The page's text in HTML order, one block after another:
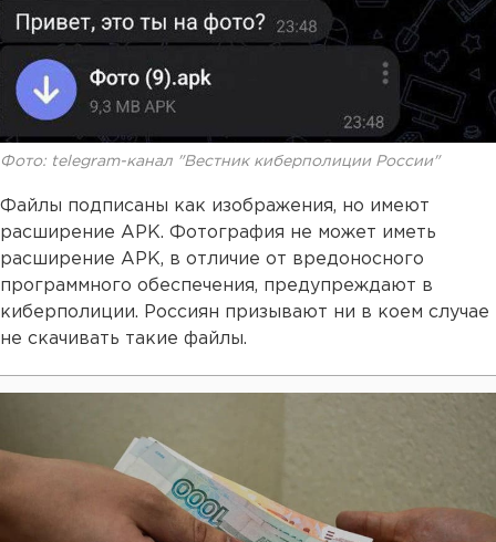
Фото: telegram-канал "Вестник киберполиции России"
Файлы подписаны как изображения, но имеют
расширение APK. Фотография не может иметь
расширение APK, в отличие от вредоносного
программного обеспечения, предупреждают в
киберполиции. Россиян призывают ни в коем случае
не скачивать такие файлы.